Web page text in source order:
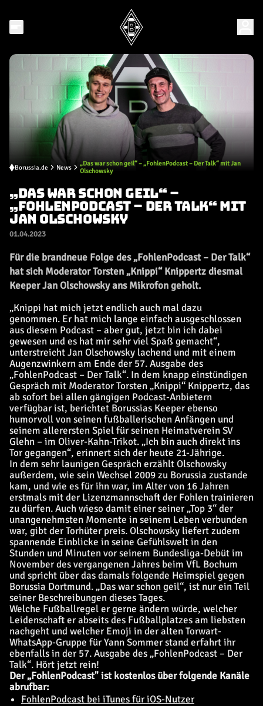
Borussia.de News
„Das war schon geil“ – „FohlenPodcast – Der Talk“ mit Jan
Olschowsky
„DAS WAR SCHON GEIL“ –
„FOHLENPODCAST – DER TALK“ MIT
JAN OLSCHOWSKY
01.04.2023
Für die brandneue Folge des „FohlenPodcast – Der Talk“
hat sich Moderator Torsten „Knippi“ Knippertz diesmal
Keeper Jan Olschowsky ans Mikrofon geholt.
„Knippi hat mich jetzt endlich auch mal dazu
genommen. Er hat mich lange einfach ausgeschlossen
aus diesem Podcast – aber gut, jetzt bin ich dabei
gewesen und es hat mir sehr viel Spaß gemacht“,
unterstreicht Jan Olschowsky lachend und mit einem
Augenzwinkern am Ende der 57. Ausgabe des
„FohlenPodcast – Der Talk“. In dem knapp einstündigen
Gespräch mit Moderator Torsten „Knippi“ Knippertz, das
ab sofort bei allen gängigen Podcast-Anbietern
verfügbar ist, berichtet Borussias Keeper ebenso
humorvoll von seinen fußballerischen Anfängen und
seinem allerersten Spiel für seinen Heimatverein SV
Glehn – im Oliver-Kahn-Trikot. „Ich bin auch direkt ins
Tor gegangen“, erinnert sich der heute 21-Jährige.
In dem sehr launigen Gespräch erzählt Olschowsky
außerdem, wie sein Wechsel 2009 zu Borussia zustande
kam, und wie es für ihn war, im Alter von 16 Jahren
erstmals mit der Lizenzmannschaft der Fohlen trainieren
zu dürfen. Auch wieso damit einer seiner „Top 3“ der
unangenehmsten Momente in seinem Leben verbunden
war, gibt der Torhüter preis. Olschowsky liefert zudem
spannende Einblicke in seine Gefühlswelt in den
Stunden und Minuten vor seinem Bundesliga-Debüt im
November des vergangenen Jahres beim VfL Bochum
und spricht über das damals folgende Heimspiel gegen
Borussia Dortmund. „Das war schon geil“, ist nur ein Teil
seiner Beschreibungen dieses Tages.
Welche Fußballregel er gerne ändern würde, welcher
Leidenschaft er abseits des Fußballplatzes am liebsten
nachgeht und welcher Emoji in der alten Torwart-
WhatsApp-Gruppe für Yann Sommer stand erfahrt ihr
ebenfalls in der 57. Ausgabe des „FohlenPodcast – Der
Talk“. Hört jetzt rein!
Der „FohlenPodcast" ist kostenlos über folgende Kanäle
abrufbar:
FohlenPodcast bei iTunes für iOS-Nutzer